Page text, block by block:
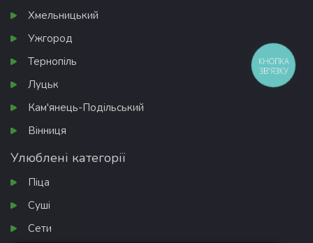
Хмельницький
Ужгород
Тернопіль
Луцьк
Кам'янець-Подільський
Вінниця
Улюблені категорії
Піца
Суші
Сети
КНОПКА
ЗВ'ЯЗКУ